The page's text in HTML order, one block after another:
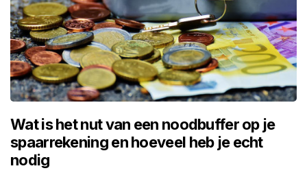
Wat is het nut van een noodbuffer op je
spaarrekening en hoeveel heb je echt
nodig